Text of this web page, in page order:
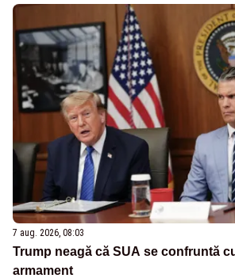
7 aug. 2026, 08:03
Trump neagă că SUA se confruntă
armament